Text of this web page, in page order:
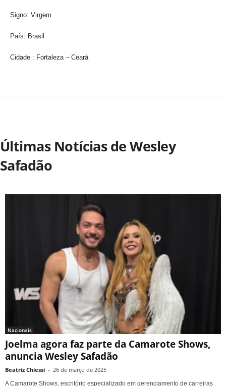
Signo: Virgem
País: Brasil
Cidade : Fortaleza – Ceará
Últimas Notícias de Wesley
Safadão
Nacionais
Joelma agora faz parte da Camarote Shows,
anuncia Wesley Safadão
Beatriz Chiessi - 26 de março de 2025
A Camarote Shows, escritório especializado em gerenciamento de carreiras